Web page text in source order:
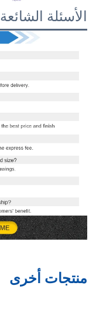
الأسئلة الشائعة
منتجات أخرى